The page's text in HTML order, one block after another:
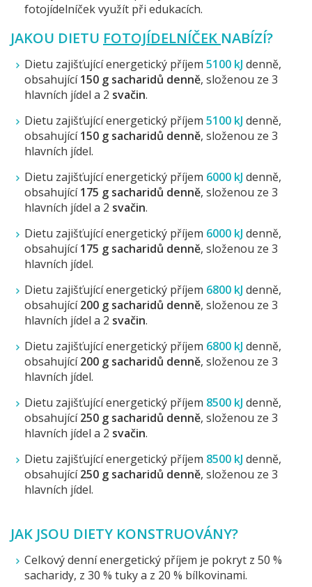
fotojídelníček využít při edukacích.
JAKOU DIETU FOTOJÍDELNÍČEK NABÍZÍ?
Dietu zajišťující energetický příjem 5100 kJ denně,
obsahující150 g sacharidů denně, složenou ze 3
hlavních jídel a 2 svačin.
Dietu zajišťující energetický příjem 5100 kJ denně,
obsahující150 g sacharidů denně, složenou ze 3
hlavních jídel.
Dietu zajišťující energetický příjem 6000 kJ denně,
obsahující175 g sacharidů denně, složenou ze 3
hlavních jídel a 2 svačin.
Dietu zajišťující energetický příjem 6000 kJ denně,
obsahující175 g sacharidů denně, složenou ze 3
hlavních jídel.
Dietu zajišťující energetický příjem 6800 kJ denně,
obsahující200 g sacharidů denně, složenou ze 3
hlavních jídel a 2 svačin.
Dietu zajišťující energetický příjem 6800 kJ denně,
obsahující200 g sacharidů denně, složenou ze 3
hlavních jídel.
Dietu zajišťující energetický příjem 8500 kJ denně,
obsahující250 g sacharidů denně, složenou ze 3
hlavních jídel a 2 svačin.
Dietu zajišťující energetický příjem 8500 kJ denně,
obsahující250 g sacharidů denně, složenou ze 3
hlavních jídel.
JAK JSOU DIETY KONSTRUOVÁNY?
Celkový denní energetický příjem je pokryt z 50 %
sacharidy, z 30 % tuky a z 20 % bílkovinami.